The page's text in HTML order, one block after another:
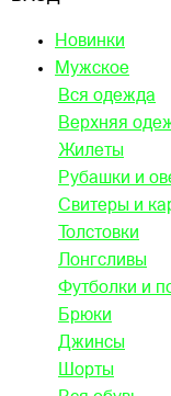
Новинки
Мужское
Вся одежда
Верхняя
Жилеты
Рубашки и
Свитеры и
Толстовки
Лонгсливы
Футболки и
Брюки
Джинсы
Шорты